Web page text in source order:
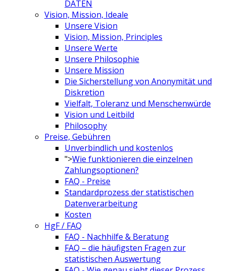
DATEN
Vision, Mission, Ideale
Unsere Vision
Vision, Mission, Principles
Unsere Werte
Unsere Philosophie
Unsere Mission
Die Sicherstellung von Anonymität und
Diskretion
Vielfalt, Toleranz und Menschenwürde
Vision und Leitbild
Philosophy
Preise, Gebühren
Unverbindlich und kostenlos
">Wie funktionieren die einzelnen
Zahlungsoptionen?
FAQ - Preise
Standardprozess der statistischen
Datenverarbeitung
Kosten
HgF / FAQ
FAQ - Nachhilfe & Beratung
FAQ – die häufigsten Fragen zur
statistischen Auswertung